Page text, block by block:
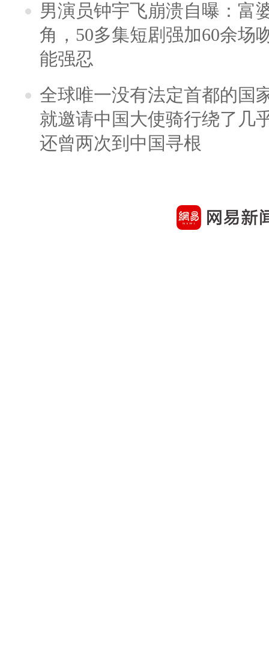
男演员钟宇飞崩溃自曝：富
角，50多集短剧强加60余场
能强忍
全球唯一没有法定首都的国
就邀请中国大使骑行绕了几
还曾两次到中国寻根